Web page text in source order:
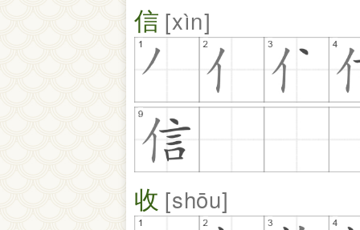
信 xìn
收 shōu